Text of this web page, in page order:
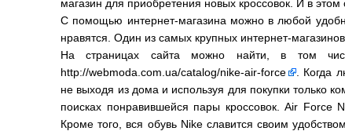
магазин для приобретения новых кроссовок. И в
С помощью интернет-магазина можно в любой
нравятся. Один из самых крупных интернет-
На страницах сайта можно найти, в том
http://webmoda.com.ua/catalog/nike-air-force
. Когда
не выходя из дома и используя для покупки только
поисках понравившейся пары кроссовок.Air Force
Кроме того, вся обувь Nike славится своим